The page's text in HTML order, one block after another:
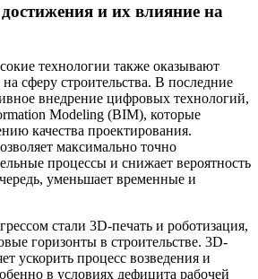
и их влияние на
технологии также оказывают
сферу строительства. В последние
внедрение цифровых технологий,
Modeling (BIM), которые
качества проектирования.
максимально точно
процессы и снижает вероятность
уменьшает временные и
стали 3D-печать и роботизация,
горизонты в строительстве. 3D-
ускорить процесс возведения и
в условиях дефицита рабочей